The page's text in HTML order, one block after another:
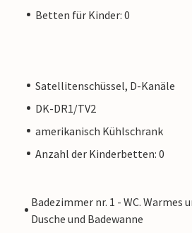
Betten für Kinder: 0
Satellitenschüssel, D-Kanäle
DK-DR1/TV2
amerikanisch Kühlschrank
Anzahl der Kinderbetten: 0
Badezimmer nr. 1 - WC. Warmes
Dusche und Badewanne